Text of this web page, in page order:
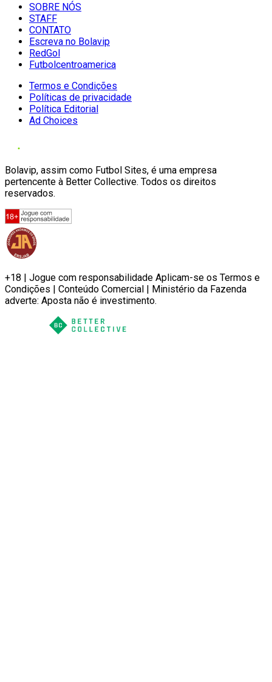
SOBRE NÓS
STAFF
CONTATO
Escreva no Bolavip
RedGol
Futbolcentroamerica
Termos e Condições
Políticas de privacidade
Política Editorial
Ad Choices
Bolavip, assim como Futbol Sites, é uma empresa
pertencente à Better Collective. Todos os direitos
reservados.
+18 | Jogue com responsabilidade Aplicam-se os Termos e
Condições | Conteúdo Comercial | Ministério da Fazenda
adverte: Aposta não é investimento.